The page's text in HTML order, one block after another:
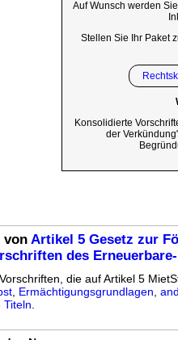
Auf Wunsch werden
Stellen Sie Ihr Paket
Konsolidierte
der
von Artikel 5 Gesetz zur
des
die auf Artikel 5
Ermächtigungsgrundlagen
Titeln